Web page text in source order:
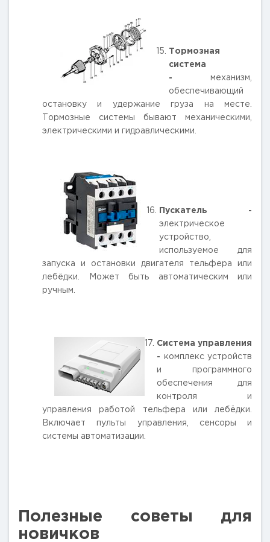
Тормозная
система
- механизм,
обеспечивающий
остановку и удержание груза на месте.
Тормозные системы бывают механическими,
электрическими и гидравлическими.
Пускатель -
электрическое
устройство,
используемое для
запуска и остановки двигателя тельфера или
лебёдки. Может быть автоматическим или
ручным.
Система управления
-
комплекс устройств
и программного
обеспечения для
контроля и
управления работой тельфера или лебёдки.
Включает пульты управления, сенсоры и
системы автоматизации.
Полезные советы для
новичков